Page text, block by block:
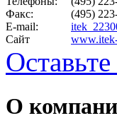
Факс:
(495)
E-mail:
Сайт
О